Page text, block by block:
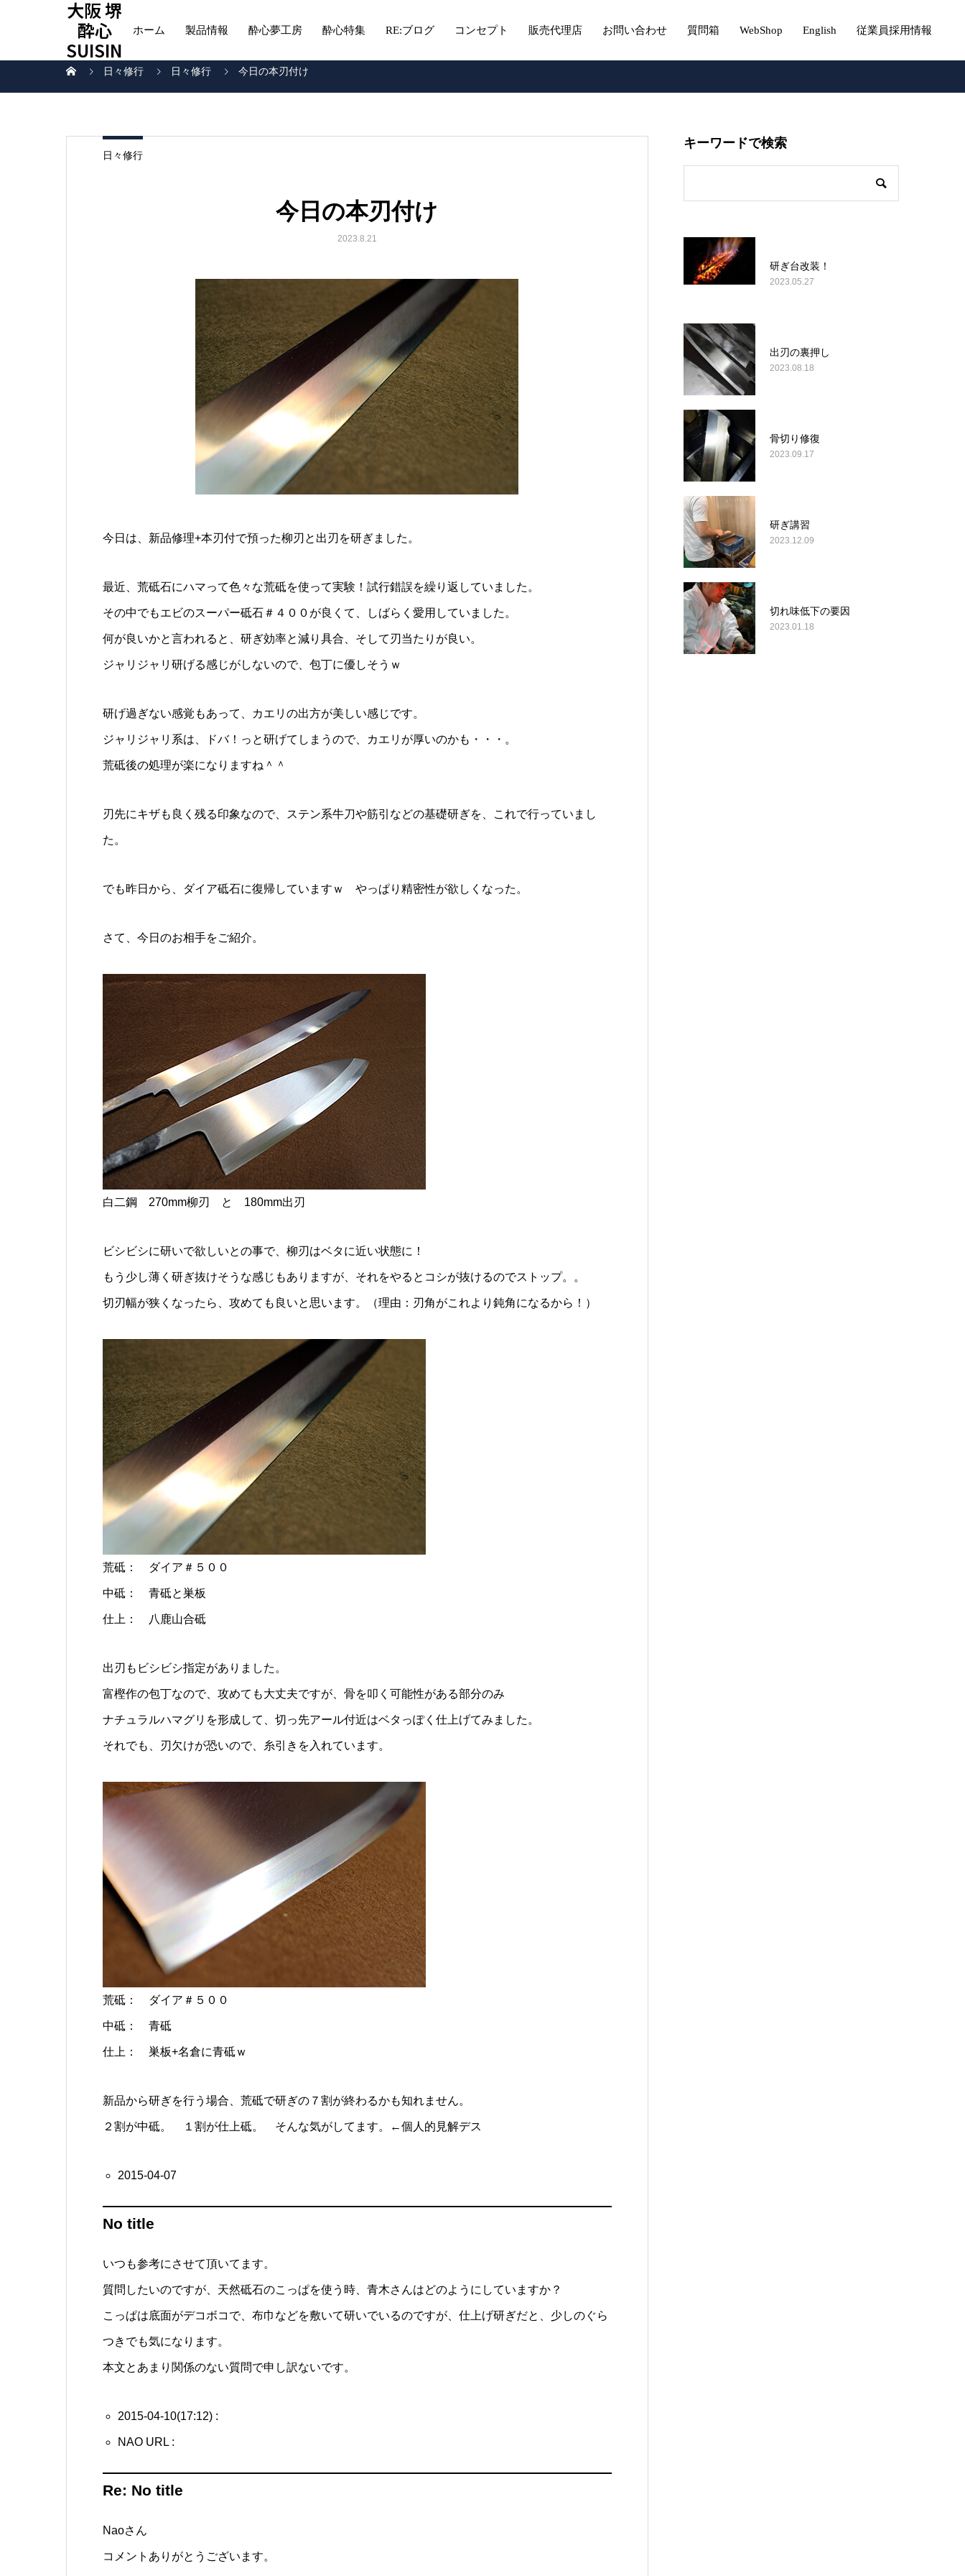
大阪 堺
酔心
SUISIN
ホーム 製品情報 酔心夢工房 酔心特集 RE:ブログ コンセプト 販売代理店 お問い合わせ 質問箱 WebShop English 従業員採用情報
日々修行 日々修行 今日の本刃付け
日々修行
今日の本刃付け
2023.8.21
今日は、新品修理+本刃付で預った柳刃と出刃を研ぎました。
最近、荒砥石にハマって色々な荒砥を使って実験！試行錯誤を繰り返していました。
その中でもエビのスーパー砥石＃４００が良くて、しばらく愛用していました。
何が良いかと言われると、研ぎ効率と減り具合、そして刃当たりが良い。
ジャリジャリ研げる感じがしないので、包丁に優しそうｗ
研げ過ぎない感覚もあって、カエリの出方が美しい感じです。
ジャリジャリ系は、ドバ！っと研げてしまうので、カエリが厚いのかも・・・。
荒砥後の処理が楽になりますね＾＾
刃先にキザも良く残る印象なので、ステン系牛刀や筋引などの基礎研ぎを、これで行っていまし
た。
でも昨日から、ダイア砥石に復帰していますｗ やっぱり精密性が欲しくなった。
さて、今日のお相手をご紹介。
白二鋼 270mm柳刃 と 180mm出刃
ビシビシに研いで欲しいとの事で、柳刃はベタに近い状態に！
もう少し薄く研ぎ抜けそうな感じもありますが、それをやるとコシが抜けるのでストップ。。
切刃幅が狭くなったら、攻めても良いと思います。（理由：刃角がこれより鈍角になるから！）
荒砥： ダイア＃５００
中砥： 青砥と巣板
仕上： 八鹿山合砥
出刃もビシビシ指定がありました。
富樫作の包丁なので、攻めても大丈夫ですが、骨を叩く可能性がある部分のみ
ナチュラルハマグリを形成して、切っ先アール付近はベタっぽく仕上げてみました。
それでも、刃欠けが恐いので、糸引きを入れています。
荒砥： ダイア＃５００
中砥： 青砥
仕上： 巣板+名倉に青砥ｗ
新品から研ぎを行う場合、荒砥で研ぎの７割が終わるかも知れません。
２割が中砥。 １割が仕上砥。 そんな気がしてます。←個人的見解デス
2015-04-07
No title
いつも参考にさせて頂いてます。
質問したいのですが、天然砥石のこっぱを使う時、青木さんはどのようにしていますか？
こっぱは底面がデコボコで、布巾などを敷いて研いでいるのですが、仕上げ研ぎだと、少しのぐら
つきでも気になります。
本文とあまり関係のない質問で申し訳ないです。
2015-04-10(17:12) :
NAO URL :
Re: No title
Naoさん
コメントありがとうございます。
キーワードで検索
研ぎ台改装！
2023.05.27
出刃の裏押し
2023.08.18
骨切り修復
2023.09.17
研ぎ講習
2023.12.09
切れ味低下の要因
2023.01.18